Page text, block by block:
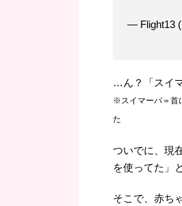
— Flight13
…ん？「スイ
※スイマーバ＝首
た
ついでに、現
を使ってた」
そこで、赤ち